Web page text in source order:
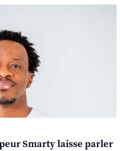
Smarty laisse parler